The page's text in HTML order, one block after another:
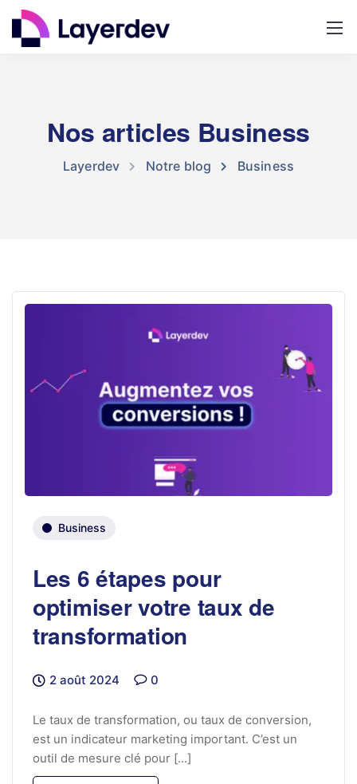
Nos articles Business
Layerdev Notre blog Business
Business
Les 6 étapes pour
optimiser votre taux de
transformation
2 août 2024 0
Le taux de transformation, ou taux de conversion,
est un indicateur marketing important. C’est un
outil de mesure clé pour [...]